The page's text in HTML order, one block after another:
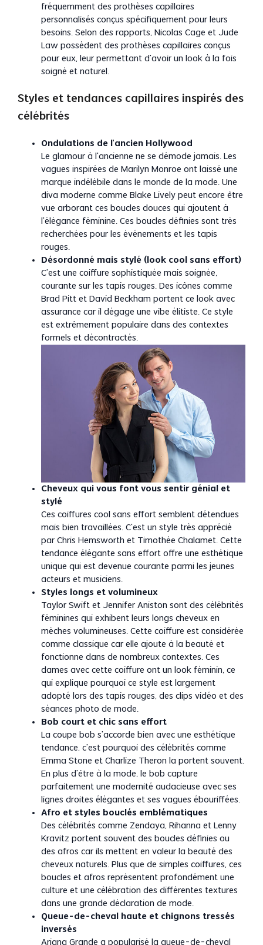
fréquemment des prothèses capillaires
personnalisés conçus spécifiquement pour leurs
besoins. Selon des rapports, Nicolas Cage et Jude
Law possèdent des prothèses capillaires conçus
pour eux, leur permettant d’avoir un look à la fois
soigné et naturel.
Styles et tendances capillaires inspirés des
célébrités
Ondulations de l’ancien Hollywood
Le glamour à l’ancienne ne se démode jamais. Les
vagues inspirées de Marilyn Monroe ont laissé une
marque indélébile dans le monde de la mode. Une
diva moderne comme Blake Lively peut encore être
vue arborant ces boucles douces qui ajoutent à
l’élégance féminine. Ces boucles définies sont très
recherchées pour les événements et les tapis
rouges.
Désordonné mais stylé (look cool sans effort)
C’est une coiffure sophistiquée mais soignée,
courante sur les tapis rouges. Des icônes comme
Brad Pitt et David Beckham portent ce look avec
assurance car il dégage une vibe élitiste. Ce style
est extrêmement populaire dans des contextes
formels et décontractés.
Cheveux qui vous font vous sentir génial et
stylé
Ces coiffures cool sans effort semblent détendues
mais bien travaillées. C’est un style très apprécié
par Chris Hemsworth et Timothée Chalamet. Cette
tendance élégante sans effort offre une esthétique
unique qui est devenue courante parmi les jeunes
acteurs et musiciens.
Styles longs et volumineux
Taylor Swift et Jennifer Aniston sont des célébrités
féminines qui exhibent leurs longs cheveux en
mèches volumineuses. Cette coiffure est considérée
comme classique car elle ajoute à la beauté et
fonctionne dans de nombreux contextes. Ces
dames avec cette coiffure ont un look féminin, ce
qui explique pourquoi ce style est largement
adopté lors des tapis rouges, des clips vidéo et des
séances photo de mode.
Bob court et chic sans effort
La coupe bob s’accorde bien avec une esthétique
tendance, c’est pourquoi des célébrités comme
Emma Stone et Charlize Theron la portent souvent.
En plus d’être à la mode, le bob capture
parfaitement une modernité audacieuse avec ses
lignes droites élégantes et ses vagues ébouriffées.
Afro et styles bouclés emblématiques
Des célébrités comme Zendaya, Rihanna et Lenny
Kravitz portent souvent des boucles définies ou
des afros car ils mettent en valeur la beauté des
cheveux naturels. Plus que de simples coiffures, ces
boucles et afros représentent profondément une
culture et une célébration des différentes textures
dans une grande déclaration de mode.
Queue-de-cheval haute et chignons tressés
inversés
Ariana Grande a popularisé la queue-de-cheval